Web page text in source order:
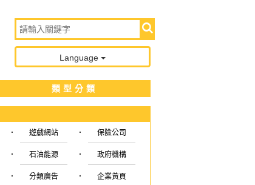
Language
類型分類
· 遊戲網站 · 保險公司
· 石油能源 · 政府機構
· 分類廣告 · 企業黃頁